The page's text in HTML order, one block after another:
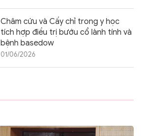
Châm cứu và Cấy chỉ trong y học
tích hợp điều trị bướu cổ lành tính và
bệnh basedow
01/06/2026